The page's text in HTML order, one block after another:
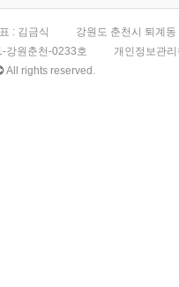
: 김금식
강원도 춘천시 퇴계
강원춘천-0233호
개인정보관
All rights reserved.